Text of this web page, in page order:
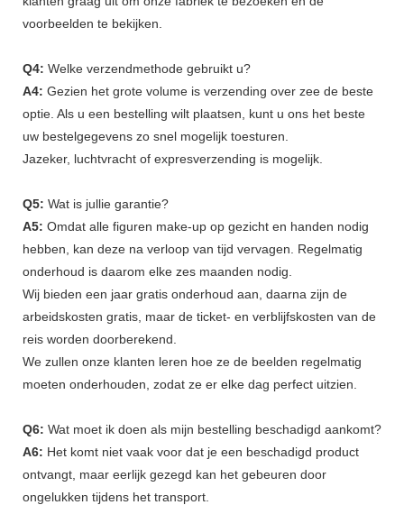
voorbeelden te bekijken.
Q4: Welke verzendmethode gebruikt u?
A4: Gezien het grote volume is verzending over zee de beste
optie. Als u een bestelling wilt plaatsen, kunt u ons het beste
uw bestelgegevens zo snel mogelijk toesturen.
Jazeker, luchtvracht of expresverzending is mogelijk.
Q5: Wat is jullie garantie?
A5: Omdat alle figuren make-up op gezicht en handen nodig
hebben, kan deze na verloop van tijd vervagen. Regelmatig
onderhoud is daarom elke zes maanden nodig.
Wij bieden een jaar gratis onderhoud aan, daarna zijn de
arbeidskosten gratis, maar de ticket- en verblijfskosten van de
reis worden doorberekend.
We zullen onze klanten leren hoe ze de beelden regelmatig
moeten onderhouden, zodat ze er elke dag perfect uitzien.
Q6: Wat moet ik doen als mijn bestelling beschadigd aankomt?
A6: Het komt niet vaak voor dat je een beschadigd product
ontvangt, maar eerlijk gezegd kan het gebeuren door
ongelukken tijdens het transport.